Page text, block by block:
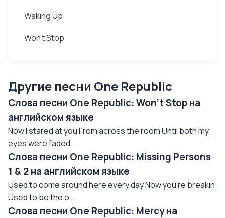
Waking Up
Won't Stop
Другие песни One Republic
Слова песни One Republic: Won't Stop на
английском языке
Now I stared at you From across the room Until both my
eyes were faded...
Слова песни One Republic: Missing Persons
1 & 2 на английском языке
Used to come around here every day Now you're breakin
Used to be the o...
Слова песни One Republic: Mercy на